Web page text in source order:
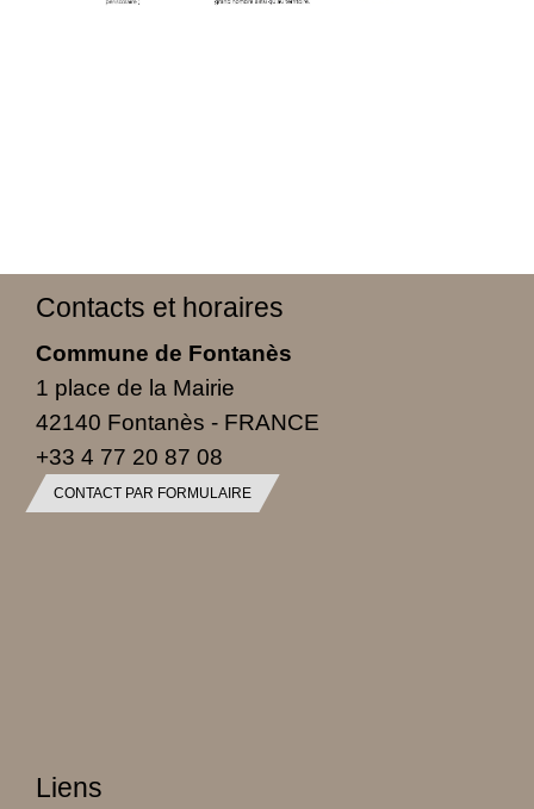
Contacts et horaires
Commune de Fontanès
1 place de la Mairie
42140 Fontanès - FRANCE
+33 4 77 20 87 08
CONTACT PAR FORMULAIRE
Liens